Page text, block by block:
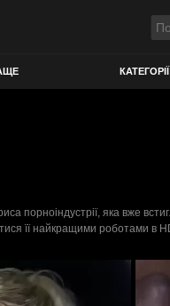
КАТЕГОРІЇ
порноіндустрії, яка вже
її найкращими роботами в